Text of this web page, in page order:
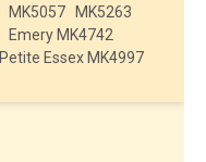
MK5057
MK5263
Emery MK4742
Petite Essex MK4997